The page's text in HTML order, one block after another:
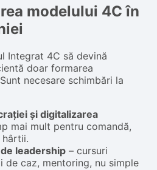
modelului 4C în
Integrat 4C să devină
doar formarea
necesare schimbări la
și digitalizarea
mai mult pentru comandă,
leadership – cursuri
de caz, mentoring, nu simple